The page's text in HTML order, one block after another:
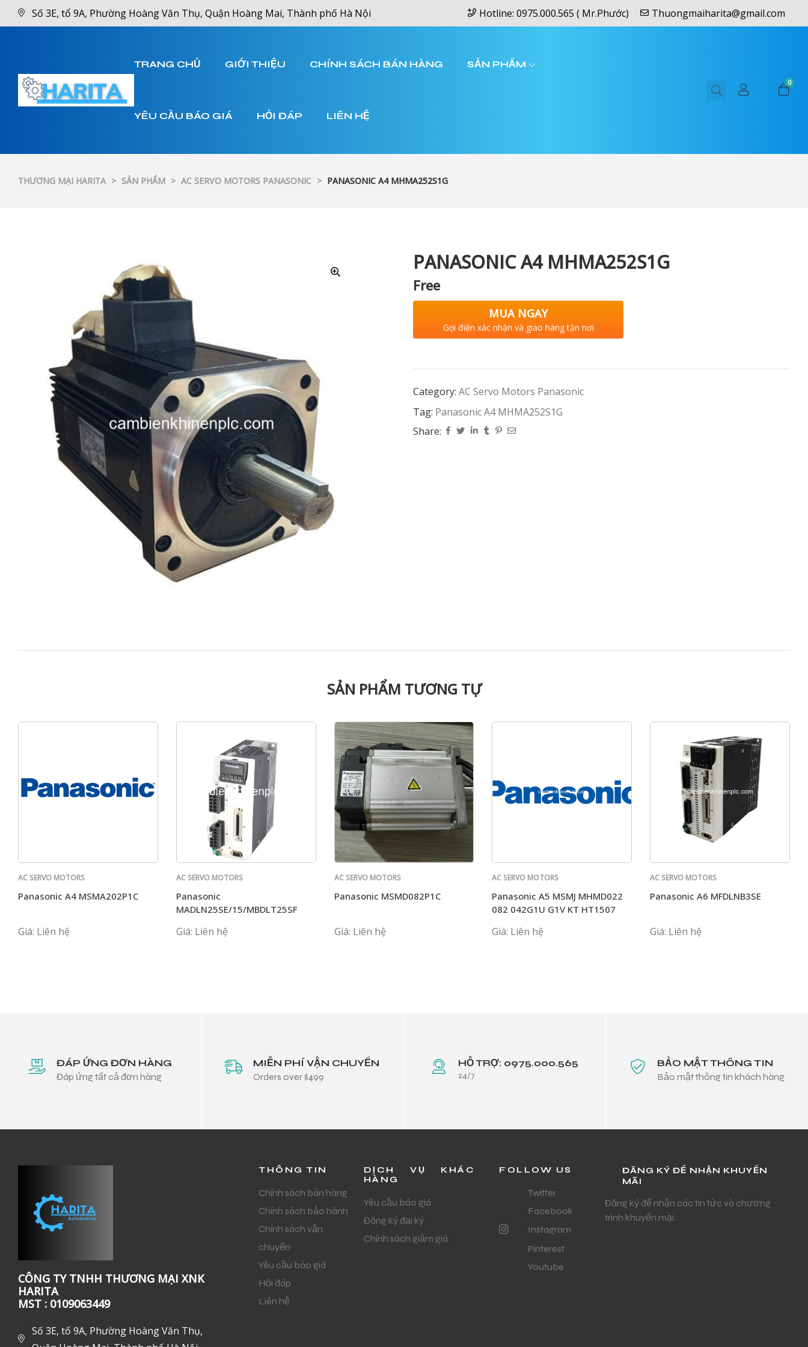
Số 3E, tổ 9A, Phường Hoàng Văn Thụ, Quận Hoàng Mai, Thành phố Hà Nội Hotline: 0975.000.565 ( Mr.Phước) Thuongmaiharita@gmail.com
TRANG CHỦ GIỚI THIỆU CHÍNH SÁCH BÁN HÀNG SẢN PHẨM
YÊU CẦU BÁO GIÁ HỎI ĐÁP LIÊN HỆ
0
THƯƠNG MẠI HARITA > SẢN PHẨM > AC SERVO MOTORS PANASONIC > PANASONIC A4 MHMA252S1G
PANASONIC A4 MHMA252S1G
Free
MUA NGAY
Gọi điện xác nhận và giao hàng tận nơi
Category: AC Servo Motors Panasonic
Tag: Panasonic A4 MHMA252S1G
Share:
SẢN PHẨM TƯƠNG TỰ
AC SERVO MOTORS
Panasonic A4 MSMA202P1C
Giá: Liên hệ
AC SERVO MOTORS
Panasonic
MADLN25SE/15/MBDLT25SF
Giá: Liên hệ
AC SERVO MOTORS
Panasonic MSMD082P1C
Giá: Liên hệ
AC SERVO MOTORS
Panasonic A5 MSMJ MHMD022
082 042G1U G1V KT HT1507
Giá: Liên hệ
AC SERVO MOTORS
Panasonic A6 MFDLNB3SE
Giá: Liên hệ
ĐÁP ỨNG ĐƠN HÀNG
Đáp ứng tất cả đơn hàng
MIỄN PHÍ VẬN CHUYỂN
Orders over $499
HỖ TRỢ: 0975.000.565
24/7
BẢO MẬT THÔNG TIN
Bảo mật thông tin khách hàng
CÔNG TY TNHH THƯƠNG MẠI XNK
HARITA
MST : 0109063449
Số 3E, tổ 9A, Phường Hoàng Văn Thụ,
THÔNG TIN
Chính sách bán hàng
Chính sách bảo hành
Chính sách vận
chuyển
Yêu cầu báo giá
Hỏi đáp
Liên hệ
DỊCH VỤ KHÁC
HÀNG
Yêu cầu báo giá
Đăng ký đại ký
Chính sách giảm giá
FOLLOW US
Twitter
Facebook
Instagram
Pinterest
Youtube
ĐĂNG KÝ ĐỂ NHẬN KHUYẾN
MÃI
Đăng ký để nhận các tin tức và chương
trình khuyến mại.